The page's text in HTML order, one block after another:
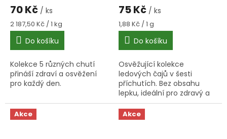
70 Kč / ks
Měrná
cena:
2 187,50 Kč / 1 kg
Do košíku
Kolekce 5 různých chutí
přináší zdraví a osvěžení
pro každý den.
75 Kč / ks
Měrná
cena:
1,88 Kč / 1 g
Do košíku
Osvěžující kolekce
ledových čajů v šesti
příchutích. Bez obsahu
lepku, ideální pro zdravý a
osvěžující nápoj v horkých
dnech.
Akce Akce